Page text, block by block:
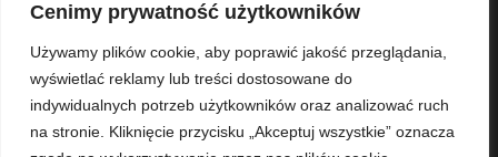
Cenimy prywatność użytkowników
Używamy plików cookie, aby poprawić jakość przeglądania,
wyświetlać reklamy lub treści dostosowane do
indywidualnych potrzeb użytkowników oraz analizować ruch
na stronie. Kliknięcie przycisku „Akceptuj wszystkie” oznacza
ALEJA JANA PAWŁA
II 43A /37B, 01-001
Warszawa
2004 0000 3702 8273